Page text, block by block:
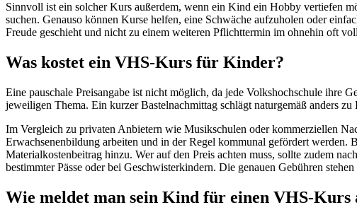
Sinnvoll ist ein solcher Kurs außerdem, wenn ein Kind ein Hobby vertiefen
suchen. Genauso können Kurse helfen, eine Schwäche aufzuholen oder
Freude geschieht und nicht zu einem weiteren Pflichttermin im ohnehin oft
Was kostet ein VHS-Kurs für Kinder?
Eine pauschale Preisangabe ist nicht möglich, da jede Volkshochschule ihre
jeweiligen Thema. Ein kurzer Bastelnachmittag schlägt naturgemäß anders
Im Vergleich zu privaten Anbietern wie Musikschulen oder kommerziellen
Erwachsenenbildung arbeiten und in der Regel kommunal gefördert
Materialkostenbeitrag hinzu. Wer auf den Preis achten muss, sollte zudem
bestimmter Pässe oder bei Geschwisterkindern. Die genauen Gebühren
Wie meldet man sein Kind für einen VHS-Kurs